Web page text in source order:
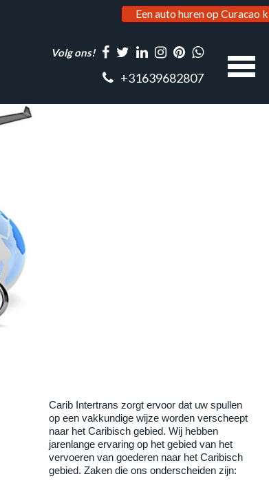
Een auto huren op Curacao
Volg ons!
+31639682807
Carib Intertrans zorgt ervoor dat uw spullen
op een vakkundige wijze worden verscheept
naar het Caribisch gebied. Wij hebben
jarenlange ervaring op het gebied van het
vervoeren van goederen naar het Caribisch
gebied. Zaken die ons onderscheiden zijn: